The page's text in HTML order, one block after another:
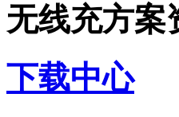
无线充方案
下载中心